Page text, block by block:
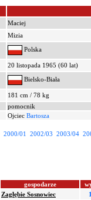
Maciej
Mizia
Polska
20 listopada 1965 (60 lat)
Bielsko-Biała
181 cm / 78 kg
pomocnik
Ojciec Bartosza
2000/01 2002/03 2003/04
gospodarze
Zagłębie Sosnowiec